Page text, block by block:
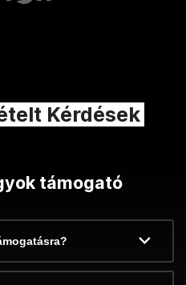
Kérdések
támogató